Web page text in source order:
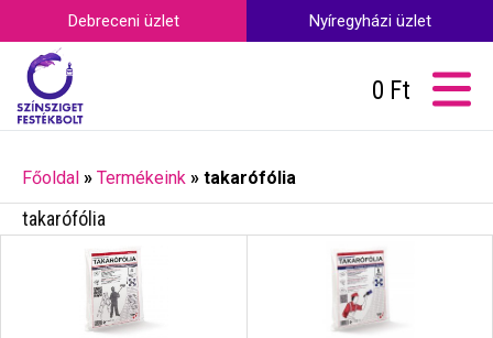
Debreceni üzlet Nyíregyházi üzlet
0 Ft
Főoldal » Termékeink » takarófólia
takarófólia